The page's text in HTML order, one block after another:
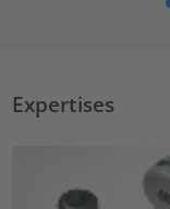
Expertises